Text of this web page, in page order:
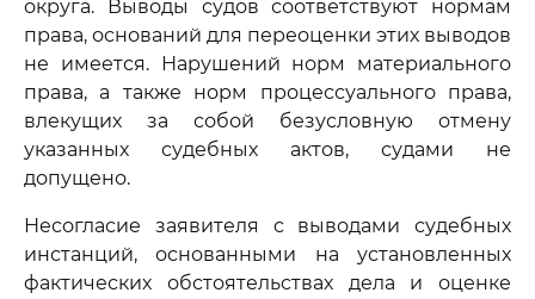
округа. Выводы судов соответствуют нормам
права, оснований для переоценки этих выводов
не имеется. Нарушений норм материального
права, а также норм процессуального права,
влекущих за собой безусловную отмену
указанных судебных актов, судами не
допущено.
Несогласие заявителя с выводами судебных
инстанций, основанными на установленных
фактических обстоятельствах дела и оценке